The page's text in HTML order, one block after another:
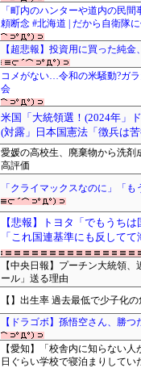
「町内のハンターや道内の民
頼断念 #北海道 | だから自衛隊
【超悲報】投資用に買った純金
コメがない…令和の米騒動?ガ
会
米国「大統領選！(2024年」
(対露」日本国憲法「徴兵は
愛媛の高校生、廃棄物から洗
高評価
「クライマックスなのに」「
【悲報】トヨタ「でもうち
「これ国連基準にも反してて
【中央日報】プーチン大統領
ール」送る理由
【】出生率 過去最低で少子化
【ドラゴボ】孫悟空さん、勝
【愛知】「校舎内に知らない
日ぐらい学校で寝泊まりしてい